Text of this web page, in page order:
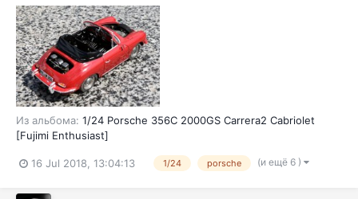
Из альбома: 1/24 Porsche 356C 2000GS Carrera2 Cabriolet
[Fujimi Enthusiast]
16 Jul 2018, 13:04:13 1/24 porsche (и ещё 6 )